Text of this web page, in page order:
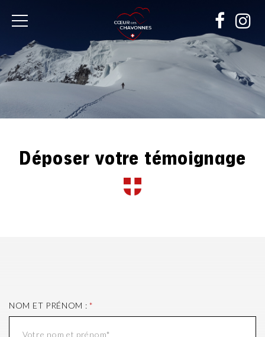
Location
hébergement
Courchevel
Méribel
Déposer votre témoignage
NOM ET PRÉNOM :*